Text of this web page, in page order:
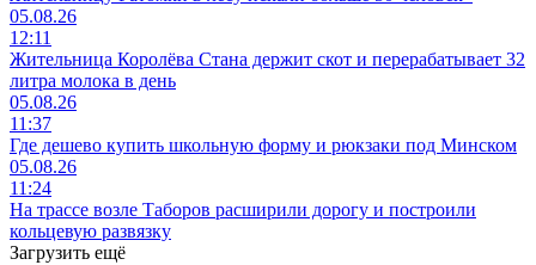
05.08.26
12:11
Жительница Королёва Стана держит скот и перерабатывает 32
литра молока в день
05.08.26
11:37
Где дешево купить школьную форму и рюкзаки под Минском
05.08.26
11:24
На трассе возле Таборов расширили дорогу и построили
кольцевую развязку
Загрузить ещё